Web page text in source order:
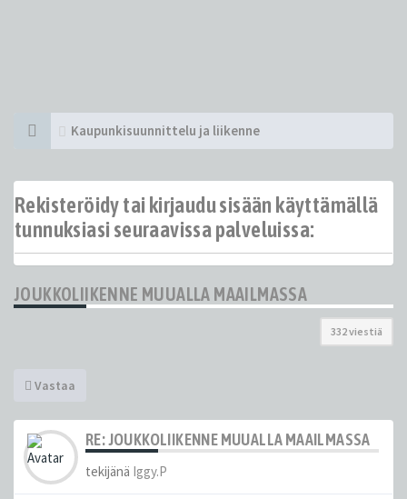
Kaupunkisuunnittelu ja liikenne
Rekisteröidy tai kirjaudu sisään käyttämällä
tunnuksiasi seuraavissa palveluissa:
JOUKKOLIIKENNE MUUALLA MAAILMASSA
332 viestiä
Vastaa
RE: JOUKKOLIIKENNE MUUALLA MAAILMASSA
tekijänä Iggy.P